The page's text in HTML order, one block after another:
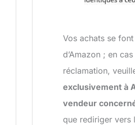
Vos achats se
d’Amazon ; en
réclamation,
exclusivement à
vendeur
que rediriger vers